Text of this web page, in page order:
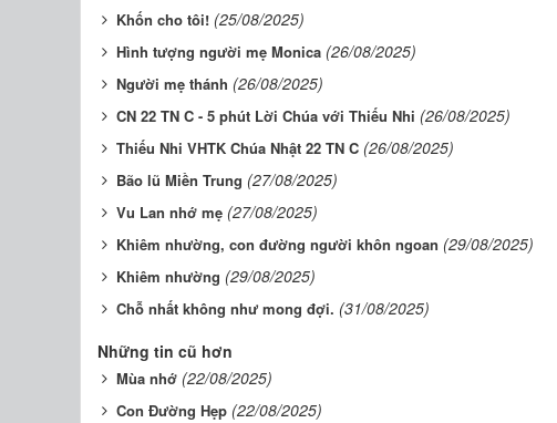
Khốn cho tôi! (25/08/2025)
Hình tượng người mẹ Monica (26/08/2025)
Người mẹ thánh (26/08/2025)
CN 22 TN C - 5 phút Lời Chúa với Thiếu Nhi (26/08/2025)
​​​​​​​Thiếu Nhi VHTK Chúa Nhật 22 TN C (26/08/2025)
Bão lũ Miền Trung (27/08/2025)
Vu Lan nhớ mẹ (27/08/2025)
Khiêm nhường, con đường người khôn ngoan (29/08/2025)
Khiêm nhường (29/08/2025)
Chỗ nhất không như mong đợi. (31/08/2025)
Những tin cũ hơn
Mùa nhớ (22/08/2025)
Con Đường Hẹp (22/08/2025)